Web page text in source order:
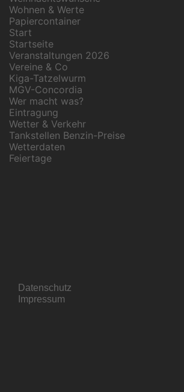
Wohnen & Werte
Papiercontainer
Start
Startseite
Veranstaltungen 2026
Vereine & Co
Kiga-Tatzelwurm
MGV-Concordia
Wer macht was?
Eintragung
Wetter & Verkehr
Tankstellen Benzin-Preise
Wetterdaten
Feiertage
Datenschutz
Impressum